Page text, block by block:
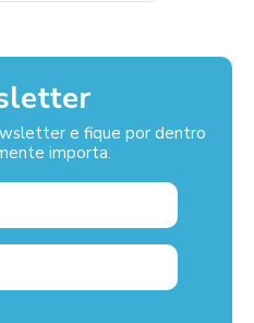
e fique por dentro
importa.